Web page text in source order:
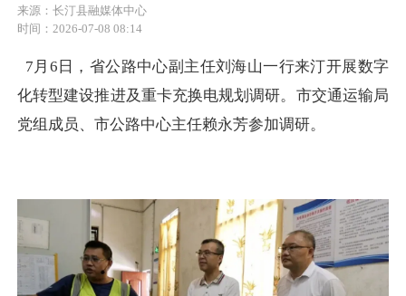
来源：长汀县融媒体中心
时间：2026-07-08 08:14
7月6日，省公路中心副主任刘海山一行来汀开展数字
化转型建设推进及重卡充换电规划调研。市交通运输局
党组成员、市公路中心主任赖永芳参加调研。